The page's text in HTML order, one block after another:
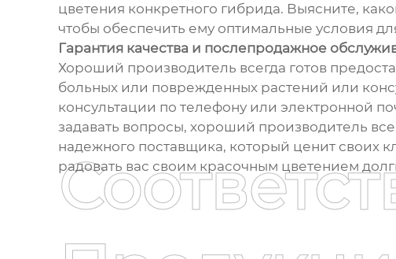
цветения конкретного гибрида. Выясните,
чтобы обеспечить ему оптимальные условия
Гарантия качества и послепродажное
Хороший производитель всегда готов
больных или поврежденных растений или
консультации по телефону или электронной
задавать вопросы, хороший производитель
надежного поставщика, который ценит своих
радовать вас своим красочным цветением